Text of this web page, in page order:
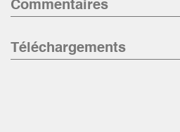
Commentaires
Téléchargements